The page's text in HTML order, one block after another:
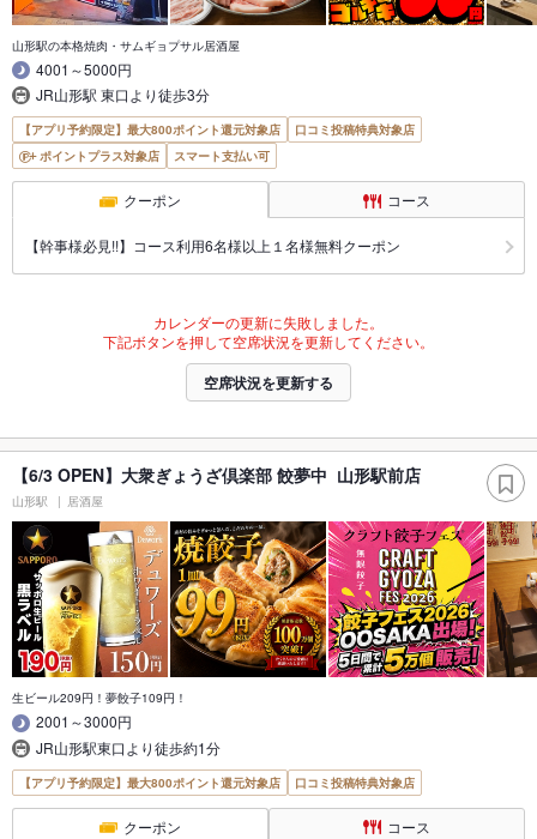
山形駅の本格焼肉・サムギョプサル居酒屋
4001～5000円
JR山形駅 東口より徒歩3分
【アプリ予約限定】最大800ポイント還元対象店
口コミ投稿特典対象店
ポイントプラス対象店
スマート支払い可
クーポン コース
【幹事様必見!!】コース利用6名様以上１名様無料クーポン
カレンダーの更新に失敗しました。
下記ボタンを押して空席状況を更新してください。
空席状況を更新する
【6/3 OPEN】大衆ぎょうざ倶楽部 餃夢中 山形駅前店
山形駅 居酒屋
生ビール209円！夢餃子109円！
2001～3000円
JR山形駅東口より徒歩約1分
【アプリ予約限定】最大800ポイント還元対象店 口コミ投稿特典対象店
クーポン コース